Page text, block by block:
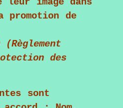
leur image dans
promotion de
des
sont